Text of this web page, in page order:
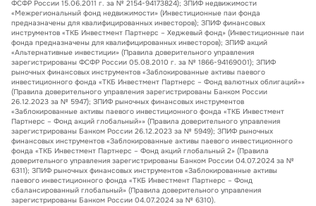
ФСФР России 15.06.2011 г. за № 2154-94173824); ЗПИФ недвижимости
«Межрегиональный фонд недвижимости» (Инвестиционные паи фонда
предназначены для квалифицированных инвесторов); ЗПИФ финансовых
инструментов «ТКБ Инвестмент Партнерс – Хеджевый фонд» (Инвестиционные паи
фонда предназначены для квалифицированных инвесторов); ЗПИФ акций
«Альтернативные инвестиции» (Правила доверительного управления
зарегистрированы ФСФР России 05.08.2010 г. за № 1866-94169001); ЗПИФ
рыночных финансовых инструментов «Заблокированные активы паевого
инвестиционного фонда «ТКБ Инвестмент Партнерс – Фонд валютных облигаций»»
(Правила доверительного управления зарегистрированы Банком России
26.12.2023 за № 5947); ЗПИФ рыночных финансовых инструментов
«Заблокированные активы паевого инвестиционного фонда «ТКБ Инвестмент
Партнерс – Фонд акций глобальный»» (Правила доверительного управления
зарегистрированы Банком России 26.12.2023 за № 5949); ЗПИФ рыночных
финансовых инструментов «Заблокированные активы паевого инвестиционного
фонда «ТКБ Инвестмент Партнерс – Фонд акций глобальный 2» (Правила
доверительного управления зарегистрированы Банком России 04.07.2024 за №
6311); ЗПИФ рыночных финансовых инструментов «Заблокированные активы
паевого инвестиционного фонда «ТКБ Инвестмент Партнерс – Фонд
сбалансированный глобальный» (Правила доверительного управления
зарегистрированы Банком России 04.07.2024 за № 6310).